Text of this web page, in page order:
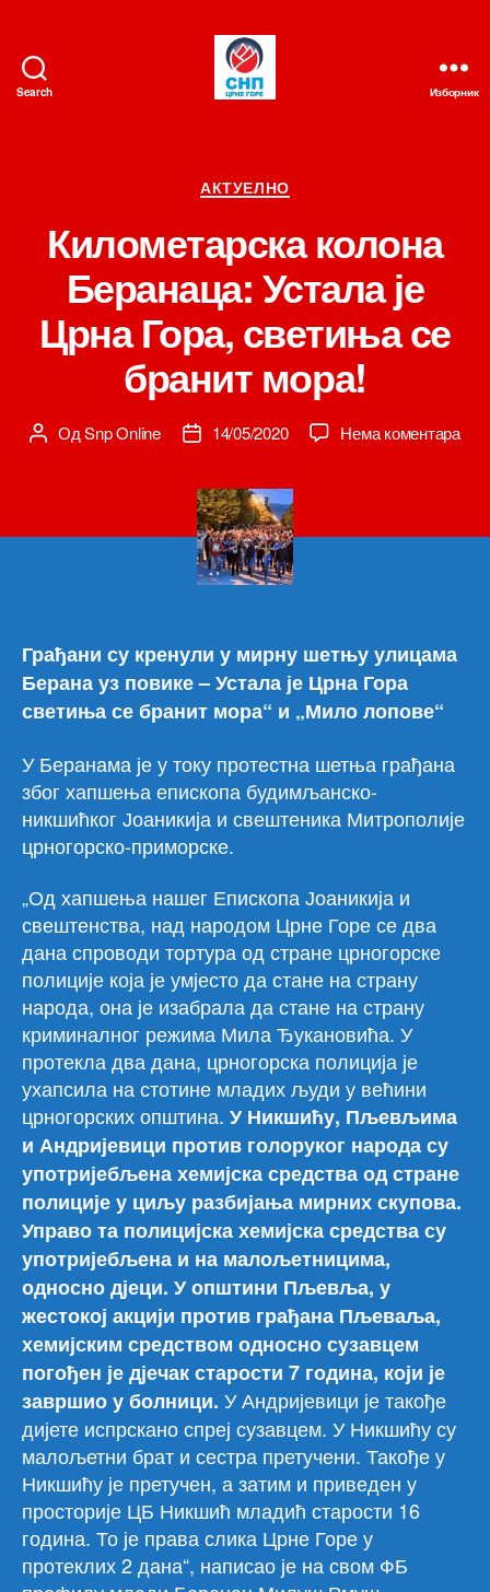
Search Изборник
Категорије
АКТУЕЛНО
Километарска колона
Беранаца: Устала је
Црна Гора, светиња се
бранит мора!
Аутор
ОдSnp Online
Датум14/05/2020 Нема коментарана
Грађани су кренули у мирну шетњу улицама
Берана уз повике – Устала је Црна Гора
светиња се бранит мора“ и „Мило лопове“
У Беранама је у току протестна шетња грађана
због хапшења епископа будимљанско-
никшићког Јоаникија и свештеника Митрополије
црногорско-приморске.
„Од хапшења нашег Епископа Јоаникија и
свештенства, над народом Црне Горе се два
дана спроводи тортура од стране црногорске
полиције која је умјесто да стане на страну
народа, она је изабрала да стане на страну
криминалног режима Мила Ђукановића. У
протекла два дана, црногорска полиција је
ухапсила на стотине младих људи у већини
црногорских општина. У Никшићу, Пљевљима
и Андријевици против голоруког народа су
употријебљена хемијска средства од стране
полиције у циљу разбијања мирних скупова.
Управо та полицијска хемијска средства су
употријебљена и на малољетницима,
односно дјеци. У општини Пљевља, у
жестокој акцији против грађана Пљеваља,
хемијским средством односно сузавцем
погођен је дјечак старости 7 година, који је
завршио у болници. У Андријевици је такође
дијете испрскано спреј сузавцем. У Никшићу су
малољетни брат и сестра претучени. Такође у
Никшићу је претучен, а затим и приведен у
просторије ЦБ Никшић младић старости 16
година. То је права слика Црне Горе у
протеклих 2 дана“, написао је на свом ФБ